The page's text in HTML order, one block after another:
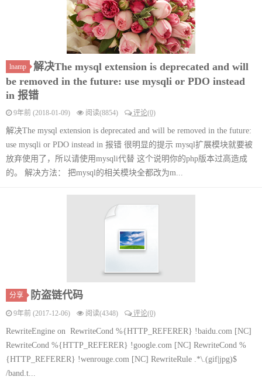
lnamp
解决The mysql extension is deprecated and will
be removed in the future: use mysqli or PDO instead
in 报错
9年前 (2018-01-09) 阅读(8854) 评论(0)
解决The mysql extension is deprecated and will be removed in the future:
use mysqli or PDO instead in 报错 很明显的提示 mysql扩展模块就要被
放弃使用了，所以请使用mysqli代替 这个说明你的php版本过高造成
的。 解决方法： 把mysql的相关模块全都改为m...
分享 防盗链代码
9年前 (2017-12-06) 阅读(4348) 评论(0)
RewriteEngine on RewriteCond %{HTTP_REFERER} !baidu.com [NC]
RewriteCond %{HTTP_REFERER} !google.com [NC] RewriteCond %
{HTTP_REFERER} !wenrouge.com [NC] RewriteRule .*\.(gif|jpg)$
/band.t...